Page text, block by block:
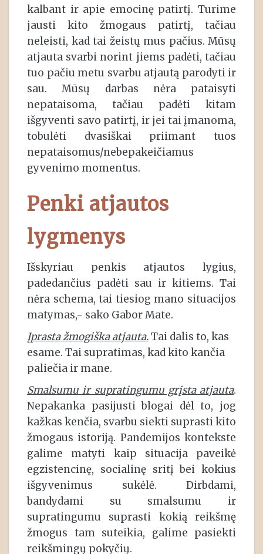
kalbant ir apie emocinę patirtį. Turime
jausti kito žmogaus patirtį, tačiau
neleisti, kad tai žeistų mus pačius. Mūsų
atjauta svarbi norint jiems padėti, tačiau
tuo pačiu metu svarbu atjautą parodyti ir
sau. Mūsų darbas nėra pataisyti
nepataisoma, tačiau padėti kitam
išgyventi savo patirtį, ir jei tai įmanoma,
tobulėti dvasiškai priimant tuos
nepataisomus/nebepakeičiamus
gyvenimo momentus.
Penki atjautos
lygmenys
Išskyriau penkis atjautos lygius,
padedančius padėti sau ir kitiems. Tai
nėra schema, tai tiesiog mano situacijos
matymas,- sako Gabor Mate.
Įprasta žmogiška atjauta.Tai dalis to, kas
esame. Tai supratimas, kad kito kančia
paliečia ir mane.
Smalsumu ir supratingumu grįsta atjauta.
Nepakanka pasijusti blogai dėl to, jog
kažkas kenčia, svarbu siekti suprasti kito
žmogaus istoriją. Pandemijos kontekste
galime matyti kaip situacija paveikė
egzistencinę, socialinę sritį bei kokius
išgyvenimus sukėlė. Dirbdami,
bandydami su smalsumu ir
supratingumu suprasti kokią reikšmę
žmogus tam suteikia, galime pasiekti
reikšmingų pokyčių.